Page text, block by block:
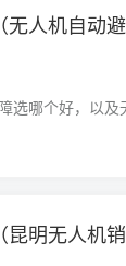
人机自动避
选哪个好，以
明无人机销